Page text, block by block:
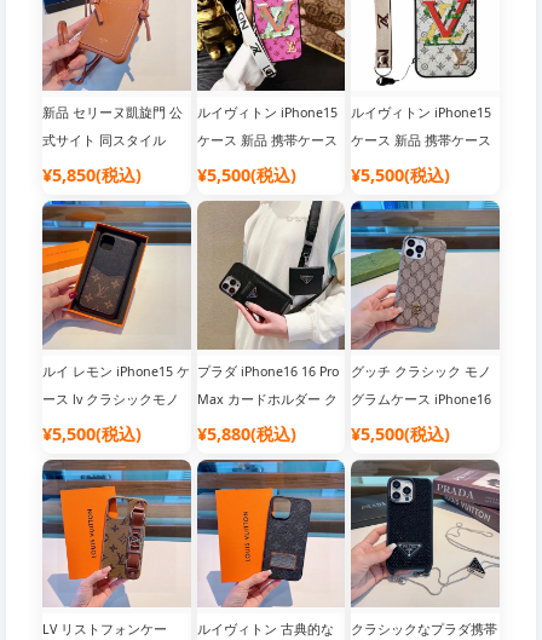
新品 セリーヌ凱旋門 公
式サイト 同スタイル
iPhone15ケース セリー
スボディ携帯電話ケー
ス、ファッション業界の
ダークホース【強い】
¥5,850(税込)
ルイヴィトン iPhone15
ケース 新品 携帯ケース
限定版 公式サイト 公式
ストストラップ 携帯電
話ケース
¥5,500(税込)
ルイヴィトン iPhone15
ケース 新品 携帯ケース
限定版 公式サイト 公式
ストストラップ 携帯電
話ケース
¥5,500(税込)
ルイ レモン iPhone15 ケ
ース lv クラシックモノ
グラムフォンケース、モ
ドフォンケース、公式ウ
ェブサイト同期
¥5,500(税込)
プラダ iPhone16 16 Pro
Max カードホルダー ク
ロスボディキット メタ
ザーソフトエッジプラダ
オールインクルーシブ携
帯電話ケース
¥5,880(税込)
グッチ クラシック モノ
グラムケース iPhone16
16 Pro Maxケース、メタ
ッジ携帯電話ケース、公
式サイトにて同時発売
¥5,500(税込)
LV リストフォンケー
ルイヴィトン 古典的な
クラシックなプラダ携帯